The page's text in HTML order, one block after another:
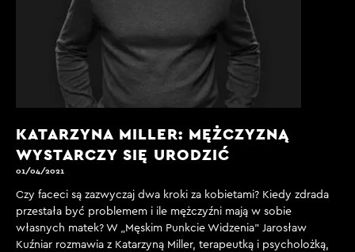
KATARZYNA MILLER: MĘŻCZYZNĄ
WYSTARCZY SIĘ URODZIĆ
01/04/2021
Czy faceci są zazwyczaj dwa kroki za kobietami? Kiedy zdrada
przestała być problemem i ile mężczyźni mają w sobie
własnych matek? W „Męskim Punkcie Widzenia” Jarosław
Kuźniar rozmawia z Katarzyną Miller, terapeutką i psycholożką,